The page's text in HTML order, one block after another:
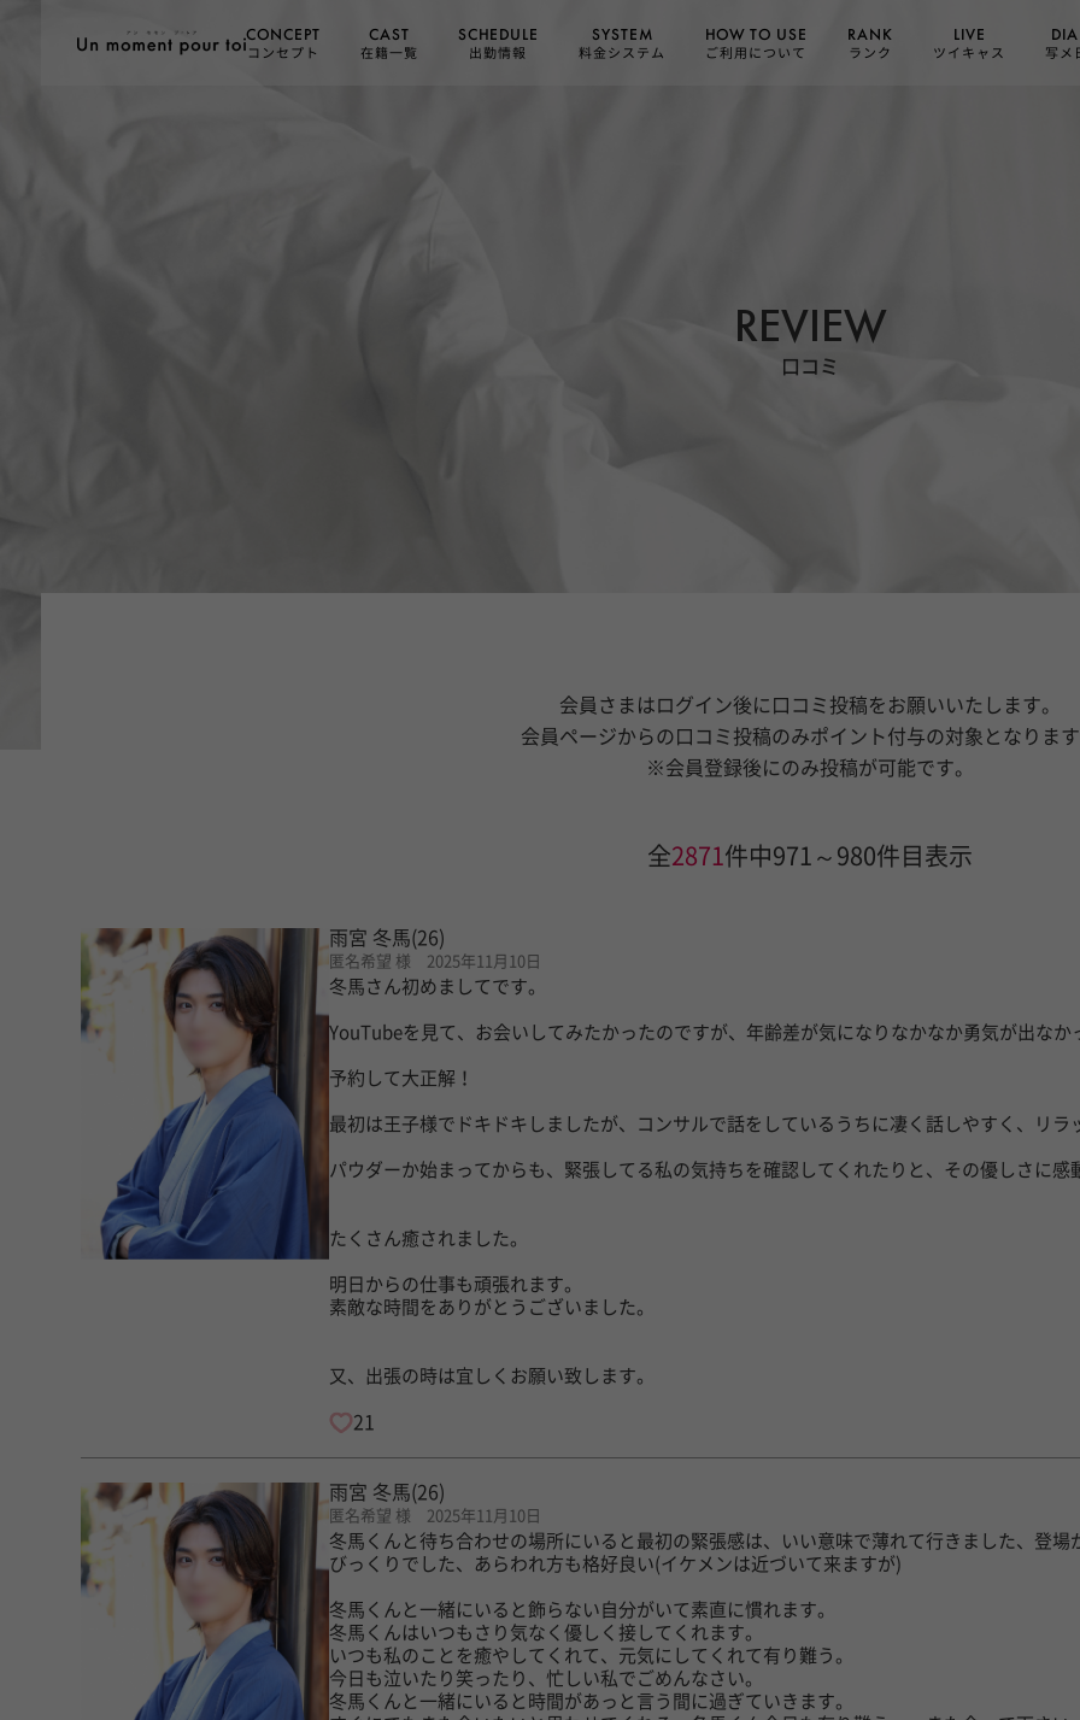
REVIEW
口コミ
CONCEPT
コンセプト
CAST
在籍一覧
SCHEDULE
出勤情報
SYSTEM
料金システム
HOW TO USE
ご利用について
RANK
ランク
LIVE
ツイキャス 写メ
会員さまはログイン後に口コミ投稿をお願いいたします。
会員ページからの口コミ投稿のみポイント付与の対象となりま
※会員登録後にのみ投稿が可能です。
全2871 件中971～980件目表示
雨宮 冬馬(26)
匿名希望 様 2025年11月10日
冬馬さん初めましてです。
YouTubeを見て、お会いしてみたかったのですが、年齢差が気になりなかなか勇気が出な
予約して大正解！
最初は王子様でドキドキしましたが、コンサルで話をしているうちに凄く話しやすく、リラ
パウダーか始まってからも、緊張してる私の気持ちを確認してくれたりと、その優しさに感
たくさん癒されました。
明日からの仕事も頑張れます。
素敵な時間をありがとうございました。
又、出張の時は宜しくお願い致します。
21
雨宮 冬馬(26)
匿名希望 様 2025年11月10日
冬馬くんと待ち合わせの場所にいると最初の緊張感は、いい意味で薄れて行きました、登
びっくりでした、あらわれ方も格好良い(イケメンは近づいて来ますが)
冬馬くんと一緒にいると飾らない自分がいて素直に慣れます。
冬馬くんはいつもさり気なく優しく接してくれます。
いつも私のことを癒やしてくれて、元気にしてくれて有り難う。
今日も泣いたり笑ったり、忙しい私でごめんなさい。
冬馬くんと一緒にいると時間があっと言う間に過ぎていきます。